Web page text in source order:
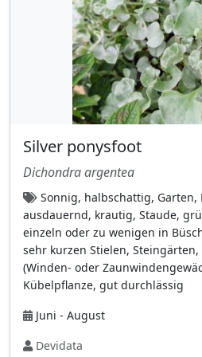
Kätzchen(38)
kein Blütenstand
Kolben (Spadix) mit
Köpfchen(26)
Körbchen(85)
kugelförmige Köpfchen
locker verzweigte Rispe
lockere Scheinquirlen
mehrblütig pro Stiel
mehrere Blüten an
(55)
klassischen Sinne,
nickend vor dem
Silver ponysfoot
Dichondra argentea
Sonnig, halbschattig, Garten,
ausdauernd, krautig, Staude,
einzeln oder zu wenigen in
sehr kurzen Stielen, Steingärten,
(Winden- oder
Kübelpflanze, gut durchlässig
Juni - August
Devidata